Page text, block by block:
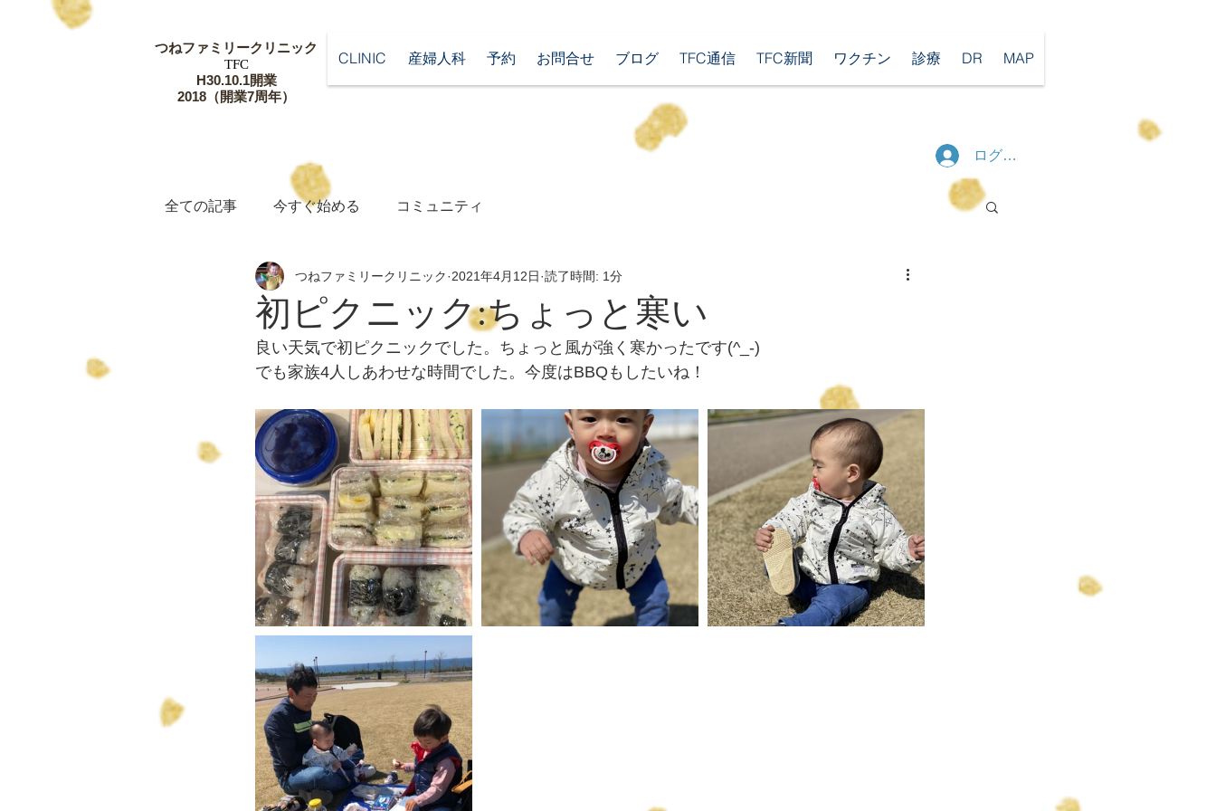
つねファミリークリニック
​TFC
​H30.10.1開業
​2018（開業7周年）
CLINIC 産婦人科 予約 お問合せ ブログ TFC通信 TFC新聞 ワクチン 診療 DR MAP
ログイン
全ての記事 今すぐ始める コミュニティ
初ピクニック:ちょっと寒い
つねファミリークリニック 2021年4月12日 読了時間: 1分
良い天気で初ピクニックでした。ちょっと風が強く寒かったです(^_-)
でも家族4人しあわせな時間でした。今度はBBQもしたいね！